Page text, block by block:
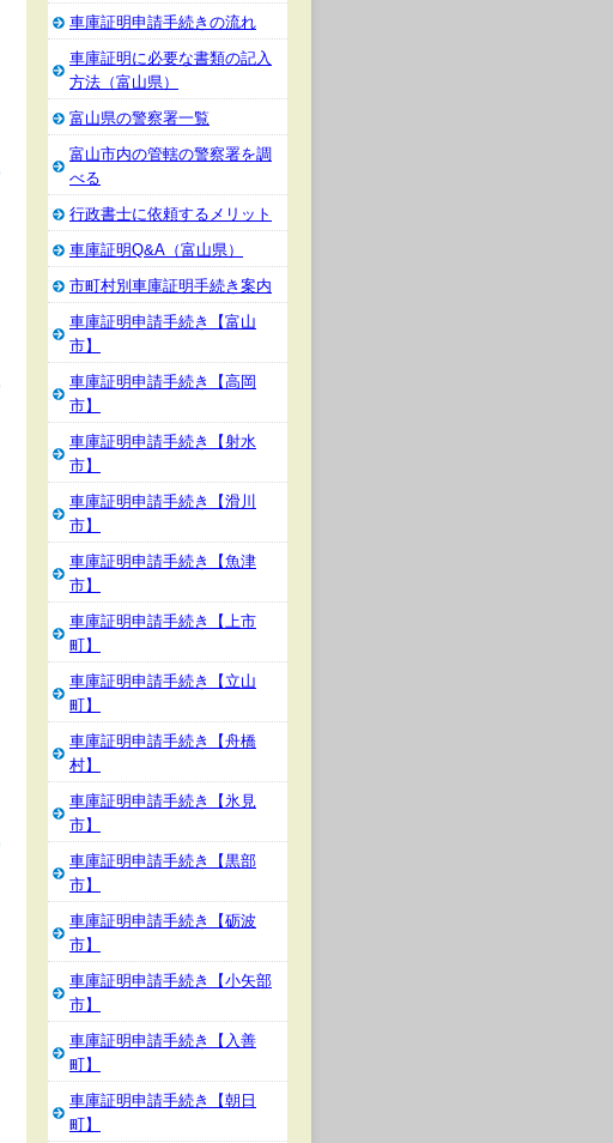
車庫証明申請手続きの流れ
車庫証明に必要な書類の記入
方法（富山県）
富山県の警察署一覧
富山市内の管轄の警察署を調
べる
行政書士に依頼するメリット
車庫証明Q&A（富山県）
市町村別車庫証明手続き案内
車庫証明申請手続き【富山
市】
車庫証明申請手続き【高岡
市】
車庫証明申請手続き【射水
市】
車庫証明申請手続き【滑川
市】
車庫証明申請手続き【魚津
市】
車庫証明申請手続き【上市
町】
車庫証明申請手続き【立山
町】
車庫証明申請手続き【舟橋
村】
車庫証明申請手続き【氷見
市】
車庫証明申請手続き【黒部
市】
車庫証明申請手続き【砺波
市】
車庫証明申請手続き【小矢部
市】
車庫証明申請手続き【入善
町】
車庫証明申請手続き【朝日
町】